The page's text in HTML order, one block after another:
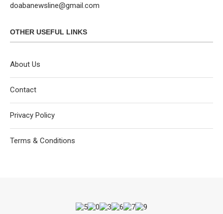
doabanewsline@gmail.com
OTHER USEFUL LINKS
About Us
Contact
Privacy Policy
Terms & Conditions